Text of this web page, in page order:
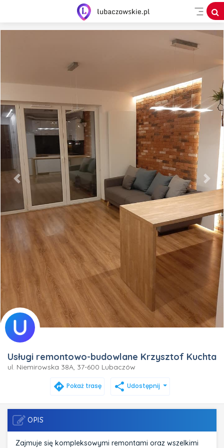
Previous Next
Usługi remontowo-budowlane Krzysztof Kuchta
ul. Niemirowska 38A, 37-600 Lubaczów
directions Pokaż trasę share Udostępnij
OPIS
Zajmuje się kompleksowymi remontami oraz wszelkimi